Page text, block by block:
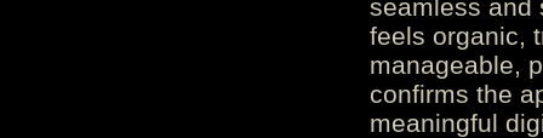
seamless and
feels organic,
manageable,
confirms the
meaningful